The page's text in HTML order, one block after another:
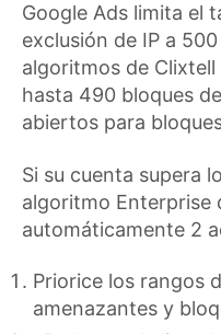
Google Ads limita el
exclusión de IP a
algoritmos de
hasta 490 bloques
abiertos para
Si su cuenta supera
algoritmo Enterprise
automáticamente 2
Priorice los rangos
amenazantes y